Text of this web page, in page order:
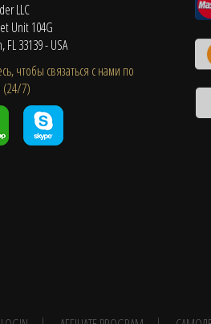
LLC
Unit 104G
33139 - USA
чтобы связаться с нами по
(24/7)